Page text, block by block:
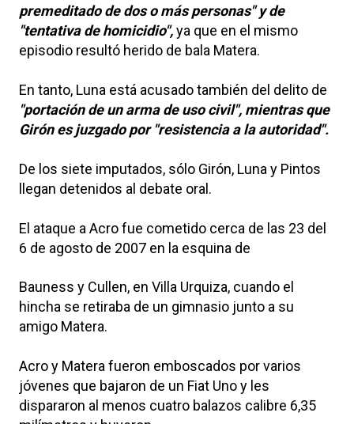
premeditado de dos o más personas" y de
"tentativa de homicidio",ya que en el mismo
episodio resultó herido de bala Matera.
En tanto, Luna está acusado también del delito de
"portación de un arma de uso civil", mientras que
Girón es juzgado por "resistencia a la autoridad".
De los siete imputados, sólo Girón, Luna y Pintos
llegan detenidos al debate oral.
El ataque a Acro fue cometido cerca de las 23 del
6 de agosto de 2007 en la esquina de
Bauness y Cullen, en Villa Urquiza, cuando el
hincha se retiraba de un gimnasio junto a su
amigo Matera.
Acro y Matera fueron emboscados por varios
jóvenes que bajaron de un Fiat Uno y les
dispararon al menos cuatro balazos calibre 6,35